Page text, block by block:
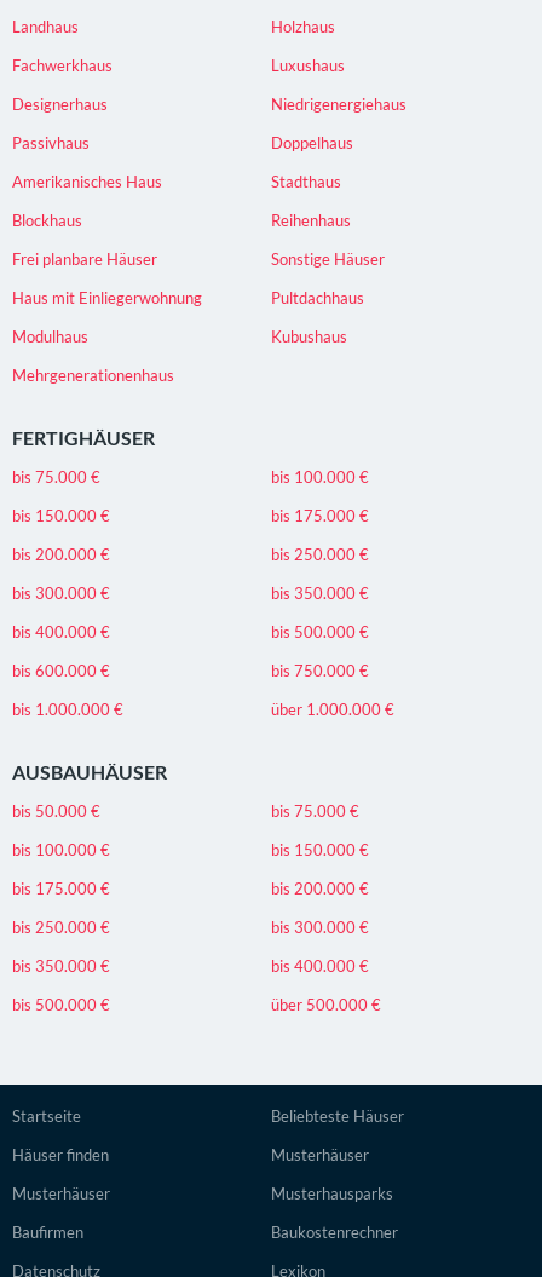
Landhaus
Holzhaus
Fachwerkhaus
Luxushaus
Designerhaus
Niedrigenergiehaus
Passivhaus
Doppelhaus
Amerikanisches Haus
Stadthaus
Blockhaus
Reihenhaus
Frei planbare Häuser
Sonstige Häuser
Haus mit Einliegerwohnung
Pultdachhaus
Modulhaus
Kubushaus
Mehrgenerationenhaus
FERTIGHÄUSER
bis 75.000 €
bis 100.000 €
bis 150.000 €
bis 175.000 €
bis 200.000 €
bis 250.000 €
bis 300.000 €
bis 350.000 €
bis 400.000 €
bis 500.000 €
bis 600.000 €
bis 750.000 €
bis 1.000.000 €
über 1.000.000 €
AUSBAUHÄUSER
bis 50.000 €
bis 75.000 €
bis 100.000 €
bis 150.000 €
bis 175.000 €
bis 200.000 €
bis 250.000 €
bis 300.000 €
bis 350.000 €
bis 400.000 €
bis 500.000 €
über 500.000 €
Startseite
Häuser finden
Musterhäuser
Baufirmen
Datenschutz
Beliebteste Häuser
Musterhäuser
Musterhausparks
Baukostenrechner
Lexikon